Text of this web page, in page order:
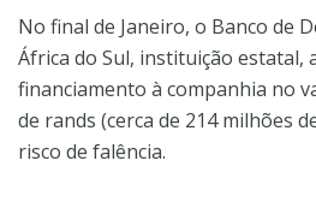
No final de Janeiro, o Banco de
África do Sul, instituição estatal,
financiamento à companhia no
de rands (cerca de 214 milhões
risco de falência.